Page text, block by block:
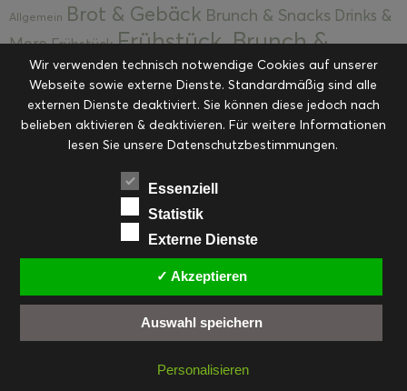
Allgemein Brot & Gebäck Brunch & Snacks Drinks &
More Frühstück Frühstück, Brunch &
Snacks Geschenke aus der Küche
Hauptspeisen Hauptspeisen pikant
Hauptspeisen süßKekseKITCHENSTORIES
Kuchen, Torten & DessertsKuchen und
Kulinarische Mitbringsel &
Eingemachtes Ohne Kategorie
SaisonalSliderStartseite
Suppen, Salate & Vorspeisen Vorspeisen &
Vorspeisen, Salate & Suppen
Weihnachten Workshops & Events
Wir verwenden technisch notwendige Cookies auf unserer
Webseite sowie externe Dienste. Standardmäßig sind alle
externen Dienste deaktiviert. Sie können diese jedoch nach
belieben aktivieren & deaktivieren. Für weitere Informationen
lesen Sie unsere Datenschutzbestimmungen.
Essenziell
Statistik
Externe Dienste
✓ Akzeptieren
Auswahl speichern
Personalisieren